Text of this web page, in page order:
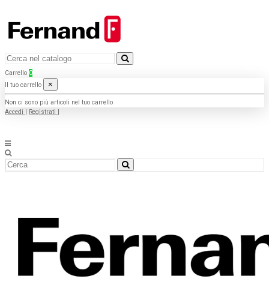
Carrello 0
Il tuo carrello
×
Non ci sono più articoli nel tuo carrello
Accedi
Registrati